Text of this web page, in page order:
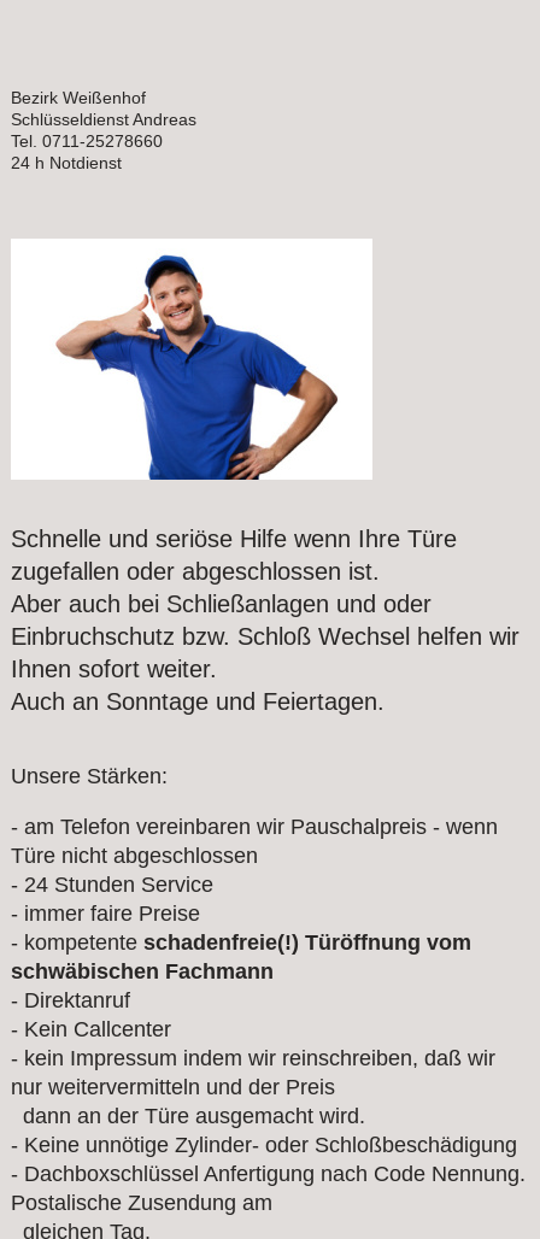
Bezirk Weißenhof
Schlüsseldienst Andreas
Tel. 0711-25278660
24 h Notdienst
Schnelle und seriöse Hilfe wenn Ihre Türe
zugefallen oder abgeschlossen ist.
Aber auch bei Schließanlagen und oder
Einbruchschutz bzw. Schloß Wechsel helfen wir
Ihnen sofort weiter.
Auch an Sonntage und Feiertagen.
Unsere Stärken:
- am Telefon vereinbaren wir Pauschalpreis - wenn
Türe nicht abgeschlossen
- 24 Stunden Service
- immer faire Preise
- kompetente schadenfreie(!) Türöffnung vom
schwäbischen Fachmann
- Direktanruf
- Kein Callcenter
- kein Impressum indem wir reinschreiben, daß wir
nur weitervermitteln und der Preis
dann an der Türe ausgemacht wird.
- Keine unnötige Zylinder- oder Schloßbeschädigung
- Dachboxschlüssel Anfertigung nach Code Nennung.
Postalische Zusendung am
gleichen Tag.